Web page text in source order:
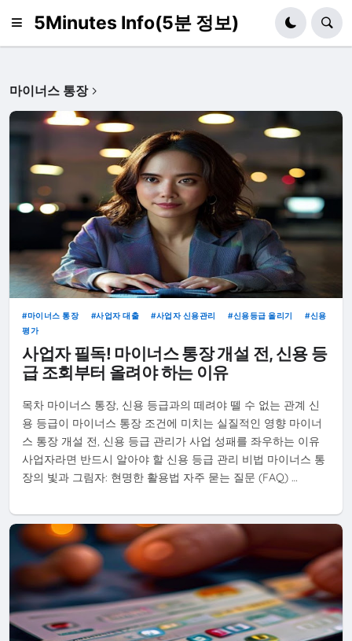
5Minutes Info(5분 정보)
마이너스 통장
마이너스 통장 사업자 대출 사업자 신용관리 신용등급 올리기
신용
평가
사업자 필독! 마이너스 통장 개설 전, 신용 등
급 조회부터 올려야 하는 이유
목차 마이너스 통장, 신용 등급과의 떼려야 뗄 수 없는 관계 신
용 등급이 마이너스 통장 조건에 미치는 실질적인 영향 마이너
스 통장 개설 전, 신용 등급 관리가 사업 성패를 좌우하는 이유
사업자라면 반드시 알아야 할 신용 등급 관리 비법 마이너스 통
장의 빛과 그림자: 현명한 활용법 자주 묻는 질문 (FAQ) …